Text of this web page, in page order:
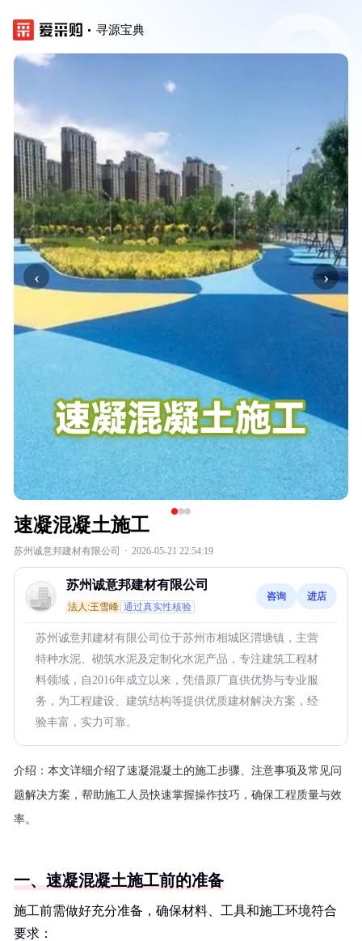
寻源宝典
‹ ›
速凝混凝土施工
苏州诚意邦建材有限公司 · 2026-05-21 22:54:19
苏州诚意邦建材有限公司
法人:王雪峰 通过真实性核验
咨询 进店
苏州诚意邦建材有限公司位于苏州市相城区渭塘镇，主营
特种水泥、砌筑水泥及定制化水泥产品，专注建筑工程材
料领域，自2016年成立以来，凭借原厂直供优势与专业服
务，为工程建设、建筑结构等提供优质建材解决方案，经
验丰富，实力可靠。
介绍： 本文详细介绍了速凝混凝土的施工步骤、注意事项及常见问
题解决方案，帮助施工人员快速掌握操作技巧，确保工程质量与效
率。
一、速凝混凝土施工前的准备
施工前需做好充分准备，确保材料、工具和施工环境符合
要求：